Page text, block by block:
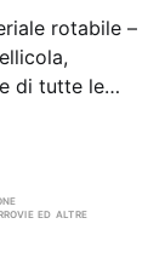
rotabile –
di tutte le
e
ed altre